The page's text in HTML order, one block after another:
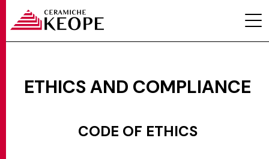
ETHICS AND COMPLIANCE
CODE OF ETHICS